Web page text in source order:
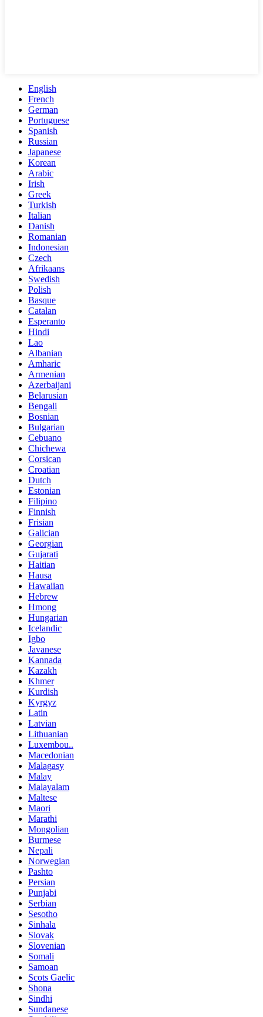
English
French
German
Portuguese
Spanish
Russian
Japanese
Korean
Arabic
Irish
Greek
Turkish
Italian
Danish
Romanian
Indonesian
Czech
Afrikaans
Swedish
Polish
Basque
Catalan
Esperanto
Hindi
Lao
Albanian
Amharic
Armenian
Azerbaijani
Belarusian
Bengali
Bosnian
Bulgarian
Cebuano
Chichewa
Corsican
Croatian
Dutch
Estonian
Filipino
Finnish
Frisian
Galician
Georgian
Gujarati
Haitian
Hausa
Hawaiian
Hebrew
Hmong
Hungarian
Icelandic
Igbo
Javanese
Kannada
Kazakh
Khmer
Kurdish
Kyrgyz
Latin
Latvian
Lithuanian
Luxembou..
Macedonian
Malagasy
Malay
Malayalam
Maltese
Maori
Marathi
Mongolian
Burmese
Nepali
Norwegian
Pashto
Persian
Punjabi
Serbian
Sesotho
Sinhala
Slovak
Slovenian
Somali
Samoan
Scots Gaelic
Shona
Sindhi
Sundanese